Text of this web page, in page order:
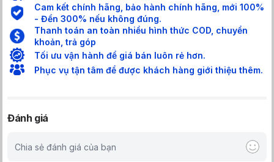
Cam kết chính hãng, bảo hành chính hãng, mới 100%
- Đền 300% nếu không đúng.
Thanh toán an toàn nhiều hình thức COD, chuyển
khoản, trả góp
Tối ưu vận hành để giá bán luôn rẻ hơn.
Phục vụ tận tâm để được khách hàng giới thiệu thêm.
Đánh giá
Chia sẻ đánh giá của bạn